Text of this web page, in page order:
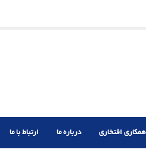
همکاری افتخاری درباره ما ارتباط با ما